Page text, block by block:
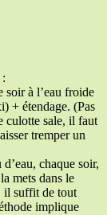
soir à l’eau froide
+ étendage. (Pas
culotte sale, il faut
tremper un
chaque soir,
mets dans le
il suffit de tout
implique